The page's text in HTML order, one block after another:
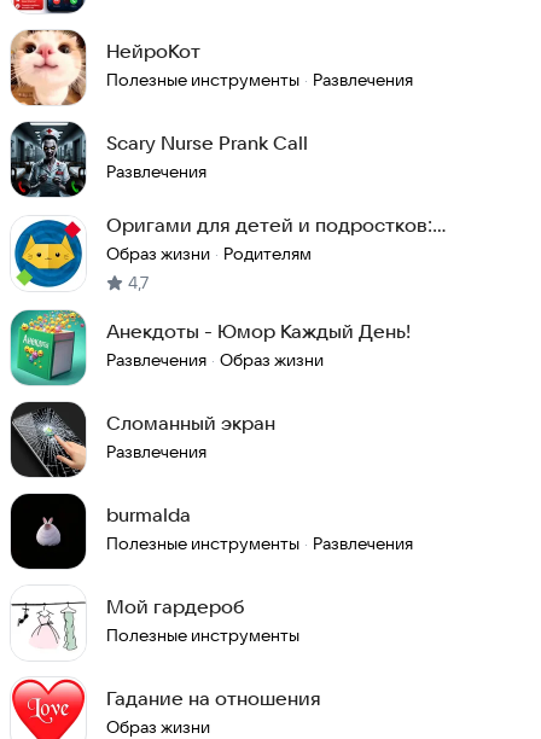
НейроКот
Полезные инструменты · Развлечения
Scary Nurse Prank Call
Развлечения
Оригами для детей и подростков:
пошаговые схемы
Образ жизни · Родителям
4,7
Анекдоты - Юмор Каждый День!
Развлечения · Образ жизни
Сломанный экран
Развлечения
burmalda
Полезные инструменты · Развлечения
Мой гардероб
Полезные инструменты
Гадание на отношения
Образ жизни